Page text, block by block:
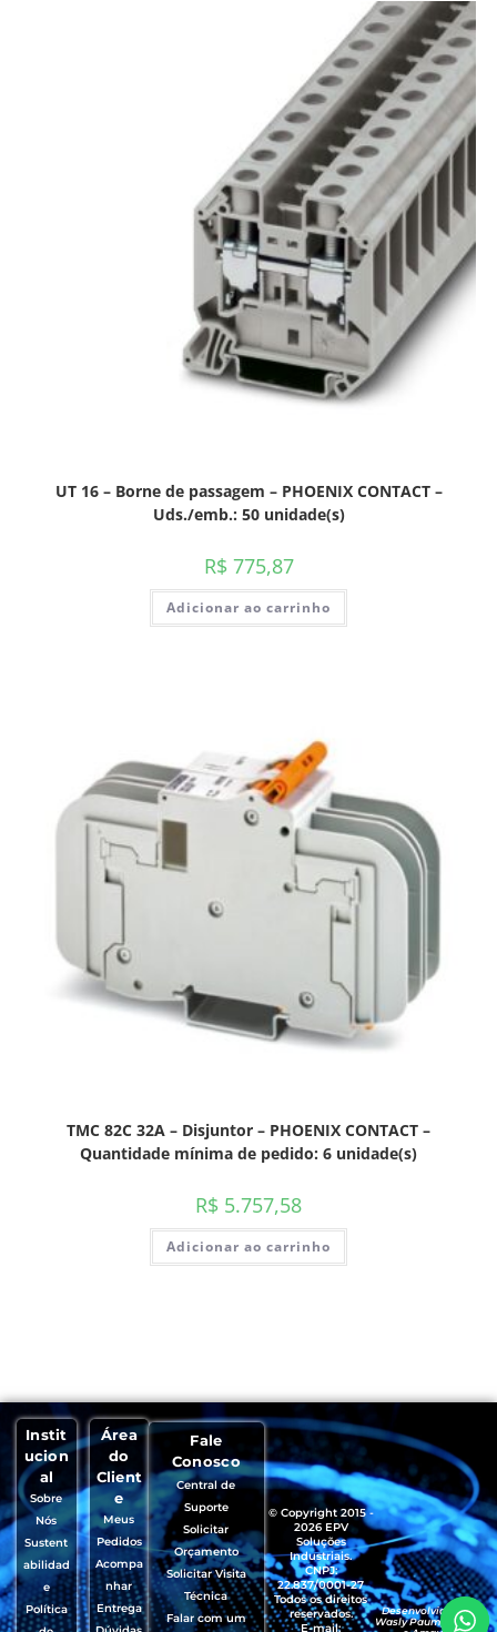
UT 16 – Borne de passagem – PHOENIX CONTACT –
Uds./emb.: 50 unidade(s)
R$ 775,87
Adicionar ao carrinho
TMC 82C 32A – Disjuntor – PHOENIX CONTACT –
Quantidade mínima de pedido: 6 unidade(s)
R$ 5.757,58
Adicionar ao carrinho
Instit
ucion
al
Sobre
Nós
Sustent
abilidad
e
Política
Área
do
Client
e
Meus
Pedidos
Acompa
nhar
Entrega
Fale
Conosco
Central de
Suporte
Solicitar
Orçamento
Solicitar Visita
Técnica
Falar com um
© Copyright 2015 -
2026 EPV
Soluções
Industriais.
CNPJ:
22.837/0001-27
Todos os direitos
reservados.
E-mail:
Desenvolvido por
Wasly Paumgartten